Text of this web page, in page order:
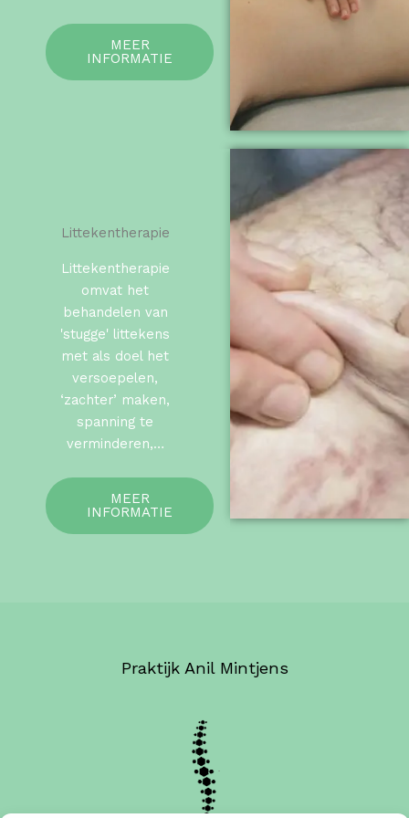
MEER
INFORMATIE
Littekentherapie
Littekentherapie
omvat het
behandelen van
'stugge' littekens
met als doel het
versoepelen,
‘zachter’ maken,
spanning te
verminderen,…
MEER
INFORMATIE
Praktijk Anil Mintjens